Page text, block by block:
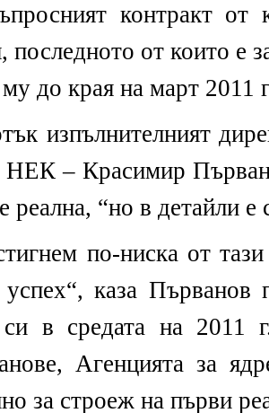
контракт
последното от които е
до края на март 2011
изпълнителният
НЕК – Красимир
реална, “но в детайли е
по-ниска от
успех“, каза
си в средата на 2011
Агенцията за
за строеж на първи